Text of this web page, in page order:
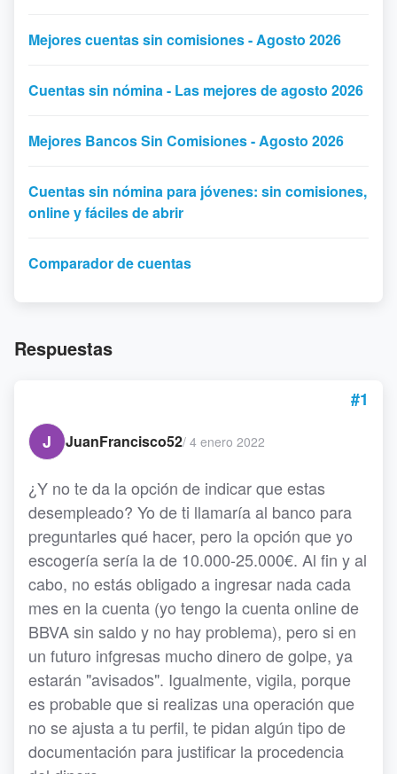
Mejores cuentas sin comisiones - Agosto 2026
Cuentas sin nómina - Las mejores de agosto 2026
Mejores Bancos Sin Comisiones - Agosto 2026
Cuentas sin nómina para jóvenes: sin comisiones,
online y fáciles de abrir
Comparador de cuentas
Respuestas
#1
J
JuanFrancisco52/ 4 enero 2022
¿Y no te da la opción de indicar que estas
desempleado? Yo de ti llamaría al banco para
preguntarles qué hacer, pero la opción que yo
escogería sería la de 10.000-25.000€. Al fin y al
cabo, no estás obligado a ingresar nada cada
mes en la cuenta (yo tengo la cuenta online de
BBVA sin saldo y no hay problema), pero si en
un futuro infgresas mucho dinero de golpe, ya
estarán "avisados". Igualmente, vigila, porque
es probable que si realizas una operación que
no se ajusta a tu perfil, te pidan algún tipo de
documentación para justificar la procedencia